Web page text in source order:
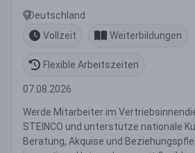
Deutschland
Vollzeit
Weiterbildungen
Flexible Arbeitszeiten
07.08.2026
Werde Mitarbeiter im
STEINCO und unterstütze nationale
Beratung, Akquise und